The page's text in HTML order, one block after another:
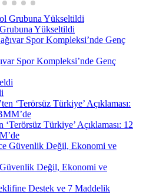
Yükseltildi
Spor Kompleksi’nde Genç
Türkiye’ Açıklaması: 12
Değil, Ekonomi ve